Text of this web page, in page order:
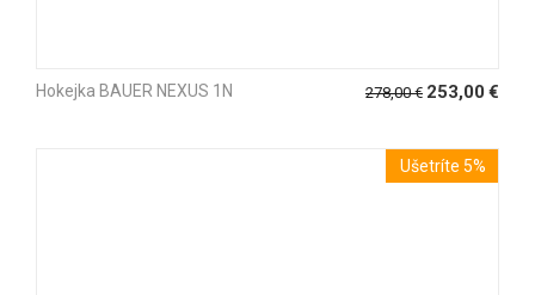
Hokejka BAUER NEXUS 1N 278,00 € 253,00 €
Ušetríte 5%